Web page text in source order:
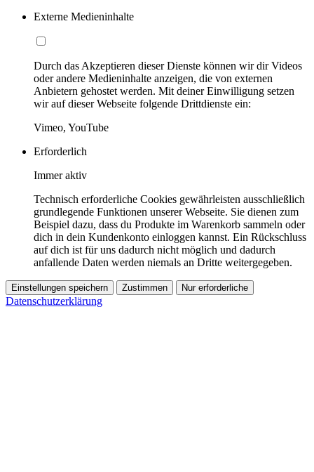
Externe Medieninhalte
Durch das Akzeptieren dieser Dienste können wir dir Videos
oder andere Medieninhalte anzeigen, die von externen
Anbietern gehostet werden. Mit deiner Einwilligung setzen
wir auf dieser Webseite folgende Drittdienste ein:
Vimeo, YouTube
Erforderlich
Immer aktiv
Technisch erforderliche Cookies gewährleisten ausschließlich
grundlegende Funktionen unserer Webseite. Sie dienen zum
Beispiel dazu, dass du Produkte im Warenkorb sammeln oder
dich in dein Kundenkonto einloggen kannst. Ein Rückschluss
auf dich ist für uns dadurch nicht möglich und dadurch
anfallende Daten werden niemals an Dritte weitergegeben.
Einstellungen speichern Zustimmen Nur erforderliche
Datenschutzerklärung